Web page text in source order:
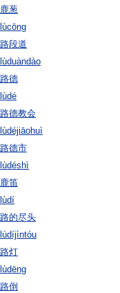
鹿葱
lùcōng
路段道
lùduàndào
路德
lùdé
路德教会
lùdéjiāohuì
路德市
lùdéshì
鹿笛
lùdí
路的尽头
lùdíjìntóu
路灯
lùdēng
路倒